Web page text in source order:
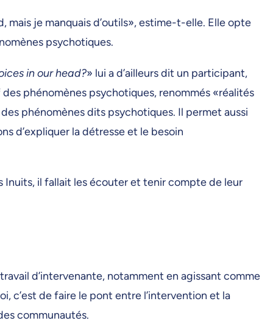
mais je manquais d’outils», estime-t-elle. Elle opte
psychotiques.
in our head?» lui a d’ailleurs dit un participant,
phénomènes psychotiques, renommés «réalités
phénomènes dits psychotiques. Il permet aussi
d’expliquer la détresse et le besoin
Inuits, il fallait les écouter et tenir compte de leur
d’intervenante, notamment en agissant comme
c’est de faire le pont entre l’intervention et la
communautés.